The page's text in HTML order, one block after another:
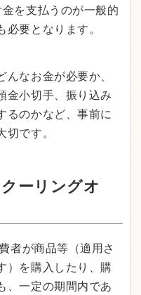
を支払うのが一般的
要となります。
なお金が必要か、
金小切手、振り込み
るのかなど、事前に
です。
ーリングオ
者が商品等（適用さ
）を購入したり、購
、一定の期間内であ